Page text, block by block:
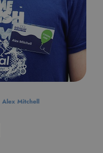
Alex Mitchell